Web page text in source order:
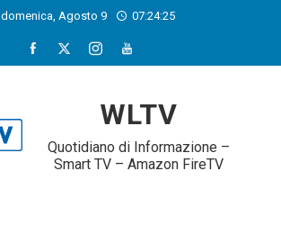
domenica, Agosto 9 07:24:25
WLTV
Quotidiano di Informazione –
Smart TV – Amazon FireTV